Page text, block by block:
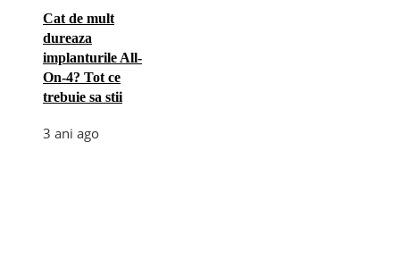
Cat de mult
dureaza
implanturile All-
On-4? Tot ce
trebuie sa stii
3 ani ago